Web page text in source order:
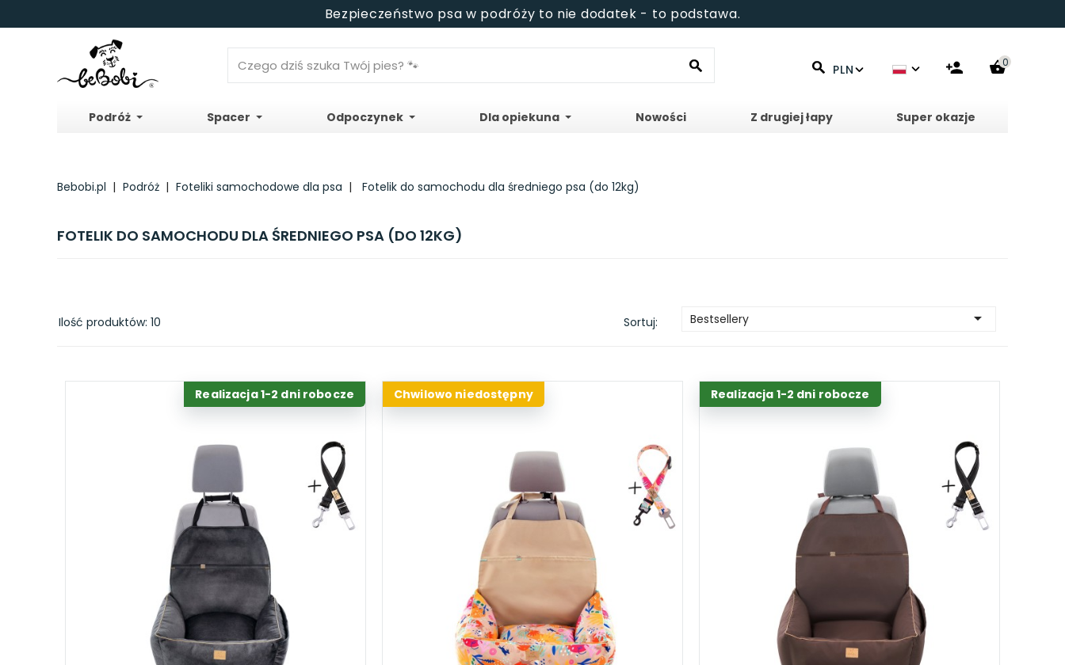
Bezpieczeństwo psa w podróży to nie dodatek - to podstawa.
0
PLN
Podróż Spacer Odpoczynek Dla opiekuna Nowości Z drugiej łapy Super okazje
Bebobi.pl Podróż Foteliki samochodowe dla psa Fotelik do samochodu dla średniego psa (do 12kg)
FOTELIK DO SAMOCHODU DLA ŚREDNIEGO PSA (DO 12KG)
Ilość produktów: 10 Sortuj: Bestsellery 
Realizacja 1-2 dni robocze Chwilowo niedostępny Realizacja 1-2 dni robocze